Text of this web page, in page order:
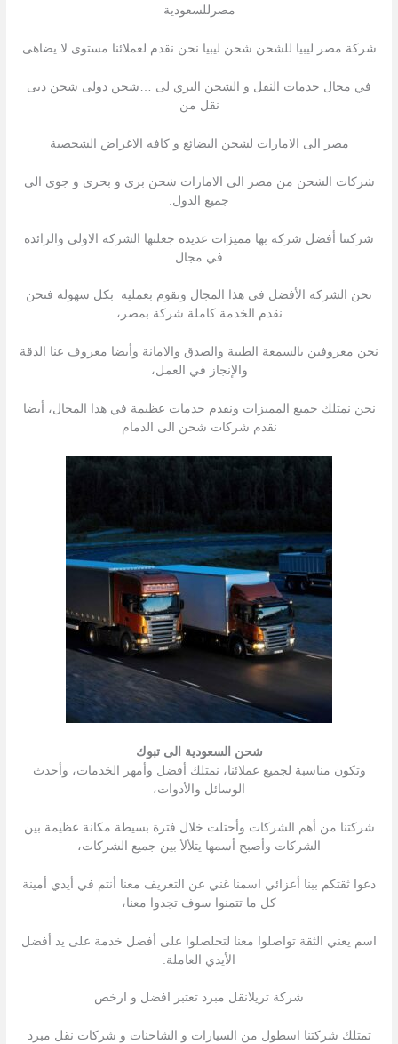
مصرللسعودية
شركة مصر ليبيا للشحن شحن ليبيا نحن نقدم لعملائنا مستوى لا يضاهى
في مجال خدمات النقل و الشحن البري لى …شحن دولى شحن دبى
نقل من
مصر الى الامارات لشحن البضائع و كافه الاغراض الشخصية
شركات الشحن من مصر الى الامارات شحن برى و بحرى و جوى الى
جميع الدول.
شركتنا أفضل شركة بها مميزات عديدة جعلتها الشركة الاولي والرائدة
في مجال
نحن الشركة الأفضل في هذا المجال ونقوم بعملية بكل سهولة فنحن
نقدم الخدمة كاملة شركة بمصر،
نحن معروفين بالسمعة الطيبة والصدق والامانة وأيضا معروف عنا الدقة
والإنجاز في العمل،
نحن نمتلك جميع المميزات ونقدم خدمات عظيمة في هذا المجال، أيضا
نقدم شركات شحن الى الدمام
شحن السعودية الى تبوك
وتكون مناسبة لجميع عملائنا، نمتلك أفضل وأمهر الخدمات، وأحدث
الوسائل والأدوات،
شركتنا من أهم الشركات وأحتلت خلال فترة بسيطة مكانة عظيمة بين
الشركات وأصبح أسمها يتلألأ بين جميع الشركات،
دعوا ثقتكم ببنا أعزائي اسمنا غني عن التعريف معنا أنتم في أيدي أمينة
كل ما تتمنوا سوف تجدوا معنا،
اسم يعني الثقة تواصلوا معنا لتحلصلوا على أفضل خدمة على يد أفضل
الأيدي العاملة.
شركة تريلانقل مبرد تعتبر افضل و ارخص
تمتلك شركتنا اسطول من السیارات و الشاحنات و شركات نقل مبرد